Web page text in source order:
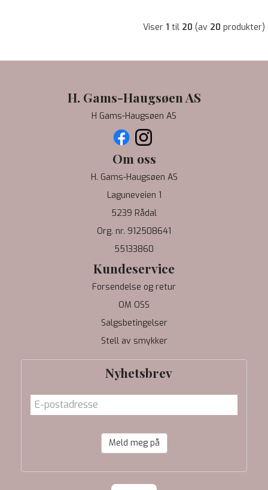
Viser 1 til 20 (av 20 produkter)
H. Gams-Haugsøen AS
H Gams-Haugsøen AS
Om oss
H. Gams-Haugsøen AS
Laguneveien 1
5239 Rådal
Org. nr. 912508641
55133860
Kundeservice
Forsendelse og retur
OM OSS
Salgsbetingelser
Stell av smykker
Nyhetsbrev
Meld meg på